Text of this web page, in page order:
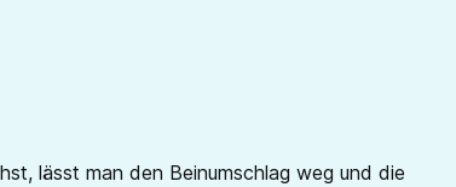
lässt man den Beinumschlag weg und die